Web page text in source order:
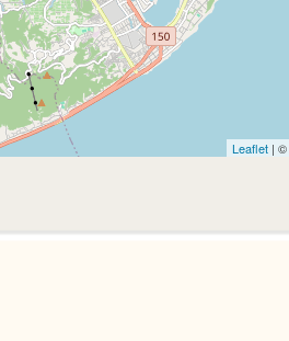
Leaflet | ©